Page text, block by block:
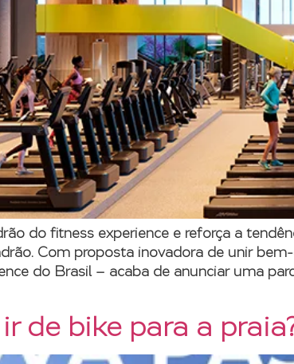
do fitness experience e reforça a
Com proposta inovadora de unir
do Brasil – acaba de anunciar uma
de bike para a